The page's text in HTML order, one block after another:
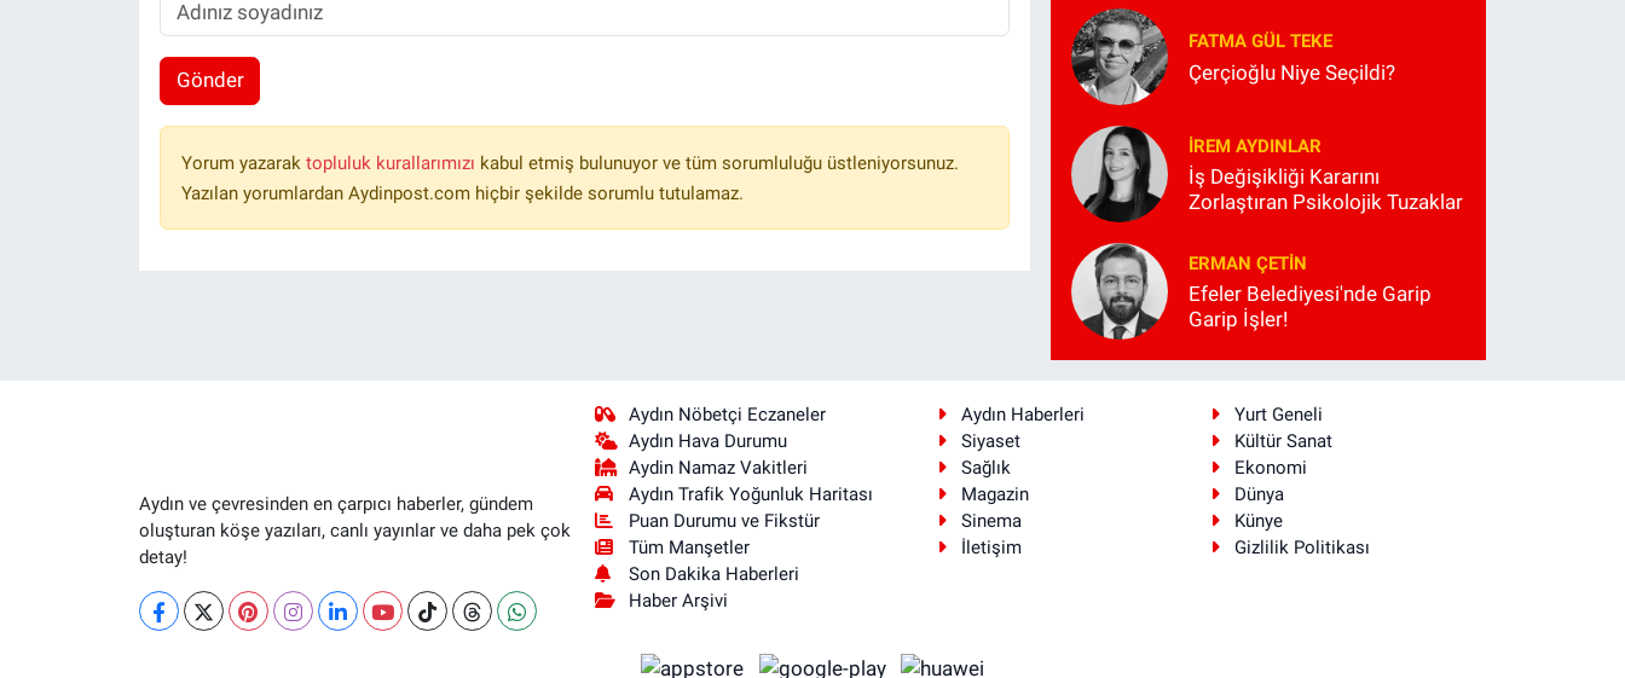
Gönder
Yorum yazarak topluluk kurallarımızı kabul etmiş bulunuyor ve tüm sorumluluğu üstleniyorsunuz.
Yazılan yorumlardan Aydinpost.com hiçbir şekilde sorumlu tutulamaz.
FATMA GÜL TEKE
Çerçioğlu Niye Seçildi?
İREM AYDINLAR
İş Değişikliği Kararını
Zorlaştıran Psikolojik Tuzaklar
ERMAN ÇETIN
Efeler Belediyesi'nde Garip
Garip İşler!
Aydın ve çevresinden en çarpıcı haberler, gündem
oluşturan köşe yazıları, canlı yayınlar ve daha pek çok
detay!
Aydın Nöbetçi Eczaneler
Aydın Hava Durumu
Aydin Namaz Vakitleri
Aydın Trafik Yoğunluk Haritası
Puan Durumu ve Fikstür
Tüm Manşetler
Son Dakika Haberleri
Haber Arşivi
Aydın Haberleri
Yurt Geneli
Siyaset
Kültür Sanat
Sağlık
Ekonomi
Magazin
Dünya
Sinema
Künye
İletişim
Gizlilik Politikası